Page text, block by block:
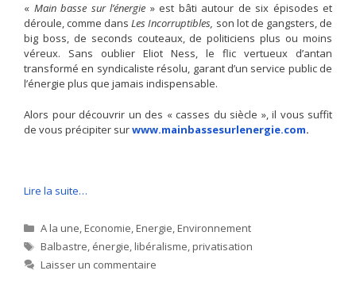
« Main basse sur l’énergie » est bâti autour de six épisodes et
déroule, comme dansLes Incorruptibles, son lot de gangsters, de
big boss, de seconds couteaux, de politiciens plus ou moins
véreux. Sans oublier Eliot Ness, le flic vertueux d’antan
transformé en syndicaliste résolu, garant d’un service public de
l’énergie plus que jamais indispensable.
Alors pour découvrir un des « casses du siècle », il vous suffit
de vous précipiter surwww.mainbassesurlenergie.com.
Lire la suite…
Catégories
A la une,Economie,Energie,Environnement
Étiquettes
Balbastre, énergie,libéralisme,privatisation
Laisser un commentaire